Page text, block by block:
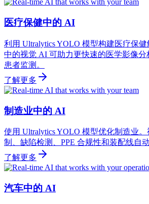
医疗保健中的 AI
利用 Ultralytics YOLO 模型构建医疗保
中的视觉 AI 可助力更快速的医学影像
患者监测。
了解更多
制造业中的 AI
使用 Ultralytics YOLO 模型优化制造业
制、缺陷检测、PPE 合规性和装配线自动
了解更多
汽车中的 AI